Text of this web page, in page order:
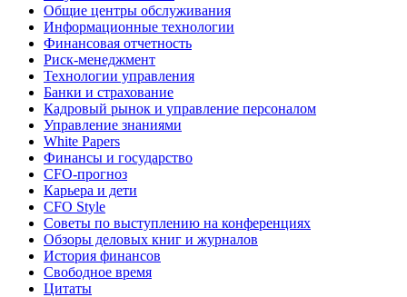
Общие центры обслуживания
Информационные технологии
Финансовая отчетность
Риск-менеджмент
Технологии управления
Банки и страхование
Кадровый рынок и управление персоналом
Управление знаниями
White Papers
Финансы и государство
CFO-прогноз
Карьера и дети
CFO Style
Советы по выступлению на конференциях
Обзоры деловых книг и журналов
История финансов
Свободное время
Цитаты